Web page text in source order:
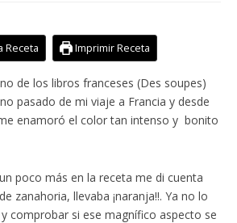
Receta Imprimir Receta
de los libros franceses (Des soupes)
pasado de mi viaje a Francia y desde
enamoró el color tan intenso y bonito
poco más en la receta me di cuenta
zanahoria, llevaba ¡naranja!!. Ya no lo
comprobar si ese magnífico aspecto se